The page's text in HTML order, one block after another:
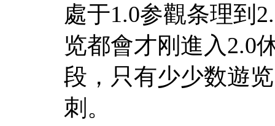
處于1.0参觀条理到
览都會才刚進入2.0
段，只有少少数遊
刺。